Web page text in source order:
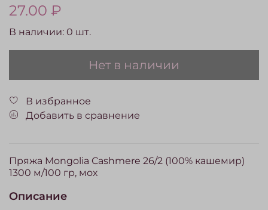
27.00 ₽
В наличии: 0 шт.
Нет в наличии
В избранное
Добавить в сравнение
Пряжа Mongolia Cashmere 26/2 (100% кашемир)
1300 м/100 гр, мох
Описание